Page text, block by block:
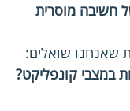
חשיבה מוסרית
שאנחנו שואלים:
במצבי קונפליקט?